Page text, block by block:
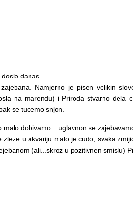
danas.
Namjerno je pisen velikin
na marendu) i Priroda stvarno
se tucemo snjon.
dobivamo... uglavnon se
u akvariju malo je cudo, svaka
(ali...skroz u pozitivnen smislu)